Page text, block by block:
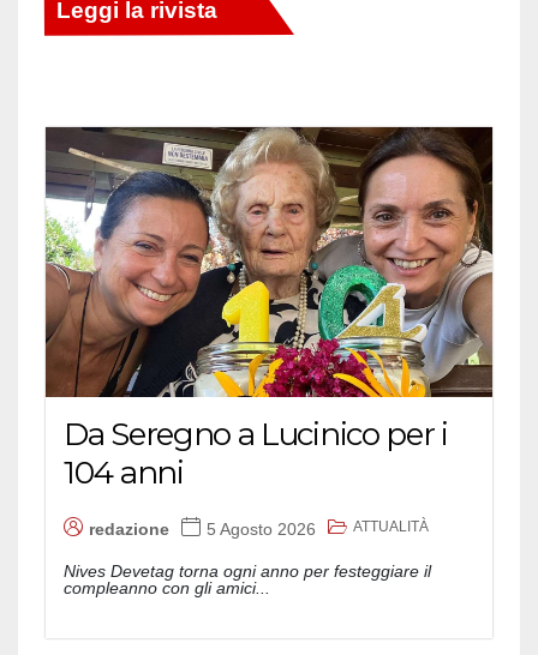
Da Seregno a Lucinico per i
104 anni
redazione 5 Agosto 2026 ATTUALITÀ
Nives Devetag torna ogni anno per festeggiare il
compleanno con gli amici...